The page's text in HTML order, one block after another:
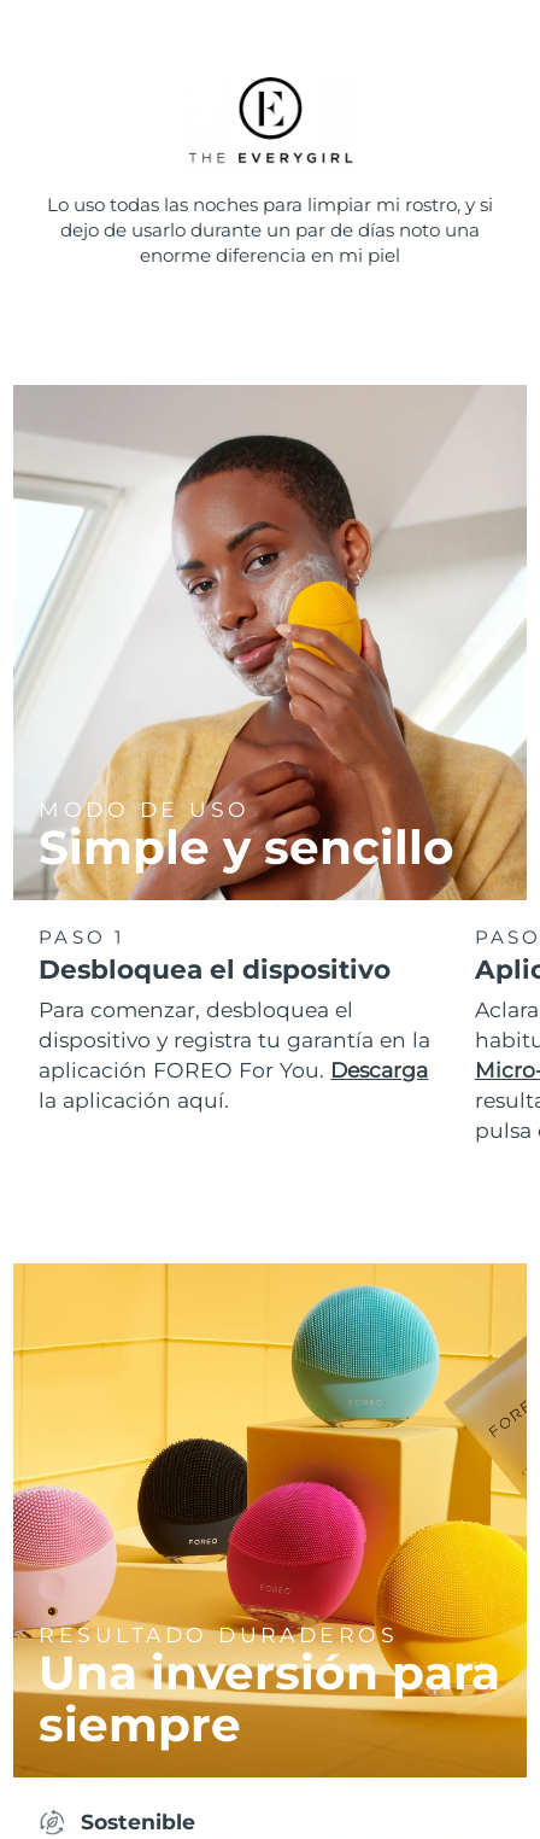
Lo uso todas las noches para limpiar mi rostro, y si
dejo de usarlo durante un par de días noto una
enorme diferencia en mi piel
MODO DE USO
Simple y sencillo
PASO 1
Desbloquea el dispositivo
Para comenzar, desbloquea el
dispositivo y registra tu garantía en la
aplicación FOREO For You. Descarga
la aplicación aquí.
pulsa
RESULTADO DURADEROS
Una inversión para
siempre
Sostenible